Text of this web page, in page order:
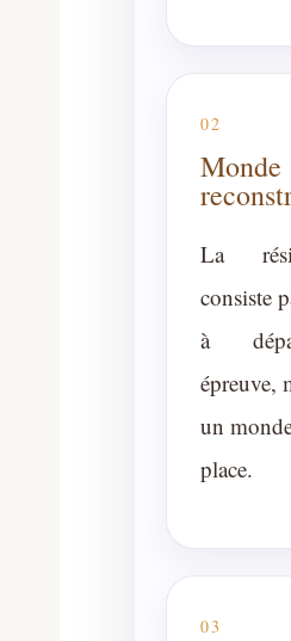
02
Monde
La
consiste
à
épreuve,
un
place.
03